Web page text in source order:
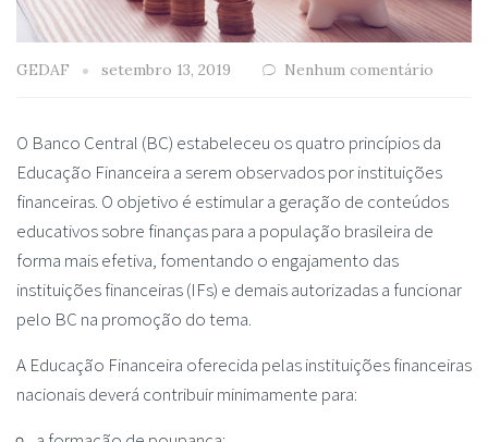
GEDAF setembro 13, 2019 Nenhum comentário
O Banco Central (BC) estabeleceu os quatro princípios da
Educação Financeira a serem observados por instituições
financeiras. O objetivo é estimular a geração de conteúdos
educativos sobre finanças para a população brasileira de
forma mais efetiva, fomentando o engajamento das
instituições financeiras (IFs) e demais autorizadas a funcionar
pelo BC na promoção do tema.
A Educação Financeira oferecida pelas instituições financeiras
nacionais deverá contribuir minimamente para: